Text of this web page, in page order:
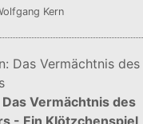
Kern
Vermächtnis des
- Ein Klötzchenspiel